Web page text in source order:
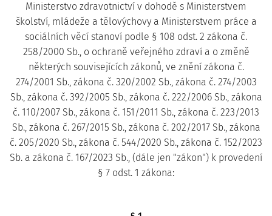
Ministerstvo zdravotnictví v dohodě s Ministerstvem
školství, mládeže a tělovýchovy a Ministerstvem práce a
sociálních věcí stanoví podle § 108 odst. 2 zákona č.
258/2000 Sb., o ochraně veřejného zdraví a o změně
některých souvisejících zákonů, ve znění zákona č.
274/2001 Sb., zákona č. 320/2002 Sb., zákona č. 274/2003
Sb., zákona č. 392/2005 Sb., zákona č. 222/2006 Sb., zákona
č. 110/2007 Sb., zákona č. 151/2011 Sb., zákona č. 223/2013
Sb., zákona č. 267/2015 Sb., zákona č. 202/2017 Sb., zákona
č. 205/2020 Sb., zákona č. 544/2020 Sb., zákona č. 152/2023
Sb. a zákona č. 167/2023 Sb., (dále jen "zákon") k provedení
§ 7 odst. 1 zákona: